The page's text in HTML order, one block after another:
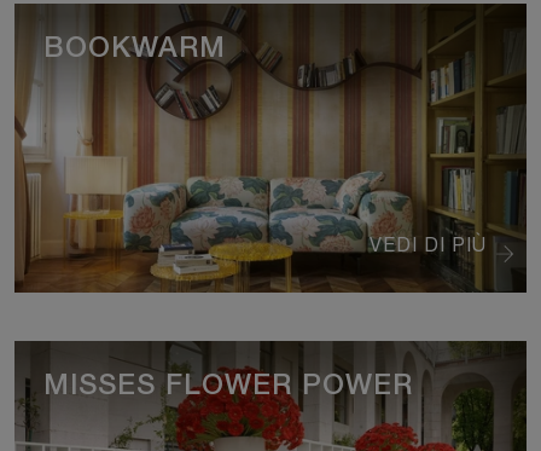
VEDI DI PIÙ
BOOKWARM
MISSES FLOWER POWER